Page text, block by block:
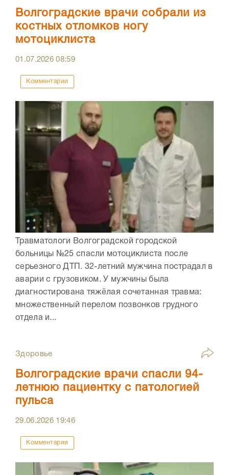
Волгоградские врачи собрали из
костных отломков ногу
мотоциклиста
01.07.202608:59
Комментарии
Травматологи Волгоградской городской
больницы №25 спасли мотоциклиста после
серьезного ДТП. 32-летний мужчина пострадал в
аварии с грузовиком. У мужчины была
диагностирована тяжёлая сочетанная травма:
множественный перелом позвонков грудного
отдела и...
Здоровье
Волгоградские врачи спасли 94-
летнюю пациентку с патологией
пульса
29.06.2026 19:46
Комментарии